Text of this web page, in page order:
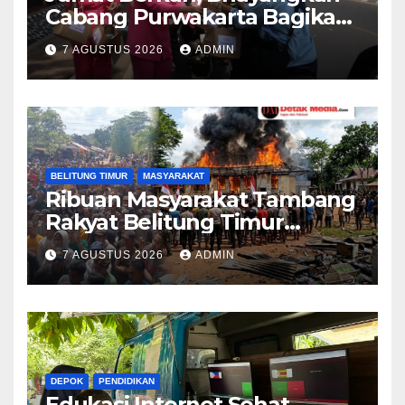
Cabang Purwakarta Bagikan
Paket Makan Siang kepada
Masyarakat
7 AGUSTUS 2026 ADMIN
BELITUNG TIMUR MASYARAKAT
Ribuan Masyarakat Tambang
Rakyat Belitung Timur
Geruduk Kantor PT.Timah
Beltim Spontan
Membakarnya
7 AGUSTUS 2026 ADMIN
DEPOK PENDIDIKAN